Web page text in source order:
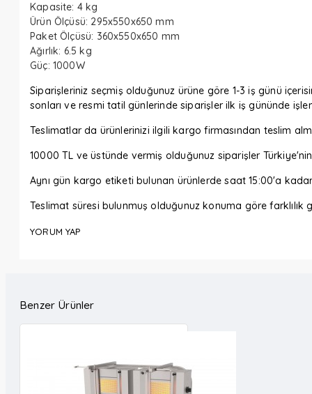
Kapasite: 4 kg
Ürün Ölçüsü: 295x550x650 mm
Paket Ölçüsü: 360x550x650 mm
Ağırlık: 6.5 kg
Güç: 1000W
Siparişleriniz seçmiş olduğunuz ürüne göre 1-3 iş günü
sonları ve resmi tatil günlerinde siparişler ilk iş gününde
Teslimatlar da ürünlerinizi ilgili kargo firmasından teslim
10000 TL ve üstünde vermiş olduğunuz siparişler
Aynı gün kargo etiketi bulunan ürünlerde saat 15:00'a
Teslimat süresi bulunmuş olduğunuz konuma göre
YORUM YAP
Benzer Ürünler